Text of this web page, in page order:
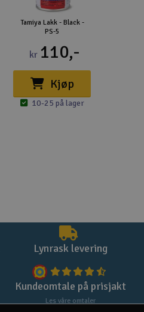
Tamiya Lakk - Black -
PS-5
kr 110,-
Kjøp
10-25 på lager
Lynrask levering
Kundeomtale på prisjakt
Les våre omtaler